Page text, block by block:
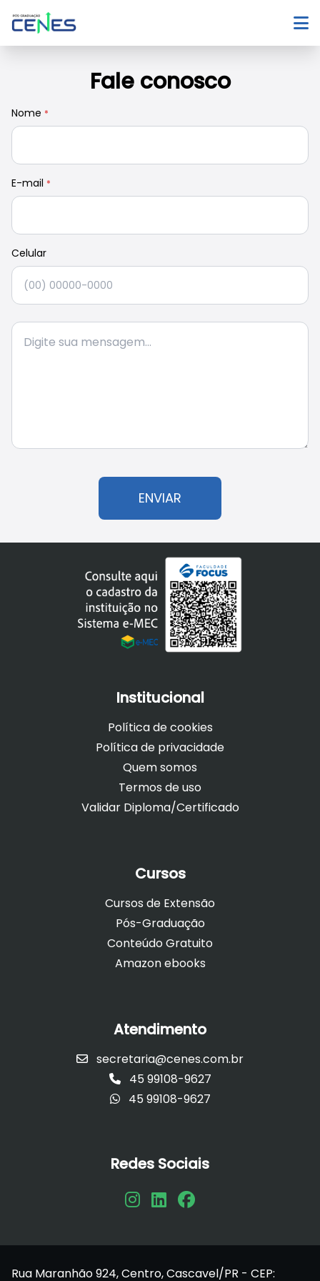
Fale conosco
Nome *
E-mail *
Celular
ENVIAR
Institucional
Política de cookies
Política de privacidade
Quem somos
Termos de uso
Validar Diploma/Certificado
Cursos
Cursos de Extensão
Pós-Graduação
Conteúdo Gratuito
Amazon ebooks
Atendimento
secretaria@cenes.com.br
45 99108-9627
45 99108-9627
Redes Sociais
Rua Maranhão 924, Centro, Cascavel/PR - CEP: